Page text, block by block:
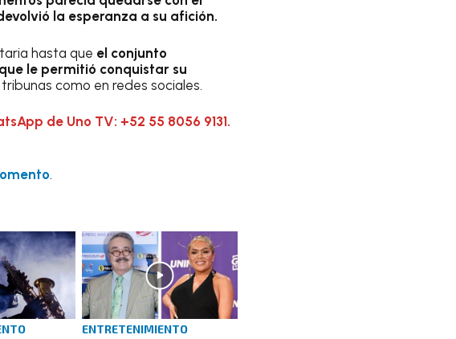
la esperanza a su afición.
hasta que el conjunto
le permitió conquistar su
como en redes sociales.
de Uno TV: +52 55 8056 9131.
.
ENTRETENIMIENTO